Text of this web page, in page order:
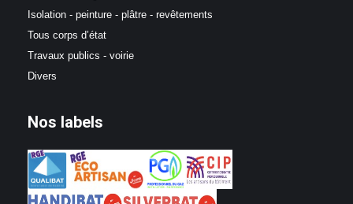
Isolation - peinture - plâtre - revêtements
Tous corps d’état
Travaux publics - voirie
Divers
Nos labels